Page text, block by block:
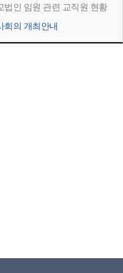
법인 임원 관련 교직원 현황
회의 개최안내